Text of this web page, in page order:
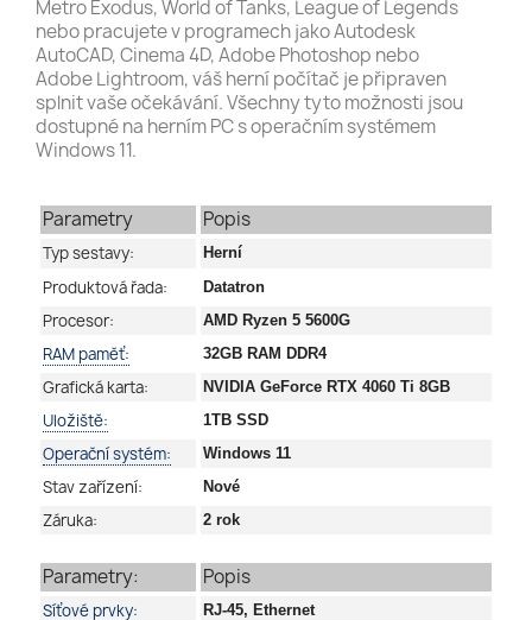
Metro Exodus, World of Tanks, League of Legends
nebo pracujete v programech jako Autodesk
AutoCAD, Cinema 4D, Adobe Photoshop nebo
Adobe Lightroom, váš herní počítač je připraven
splnit vaše očekávání. Všechny tyto možnosti jsou
dostupné na herním PC s operačním systémem
Windows 11.
Parametry Popis
Typ sestavy: Herní
Produktová řada: Datatron
Procesor: AMD Ryzen 5 5600G
RAM paměť: 32GB RAM DDR4
Grafická karta: NVIDIA GeForce RTX 4060 Ti 8GB
Uložiště: 1TB SSD
Operační systém: Windows 11
Stav zařízení: Nové
Záruka: 2 rok
Parametry: Popis
Síťové prvky: RJ-45, Ethernet